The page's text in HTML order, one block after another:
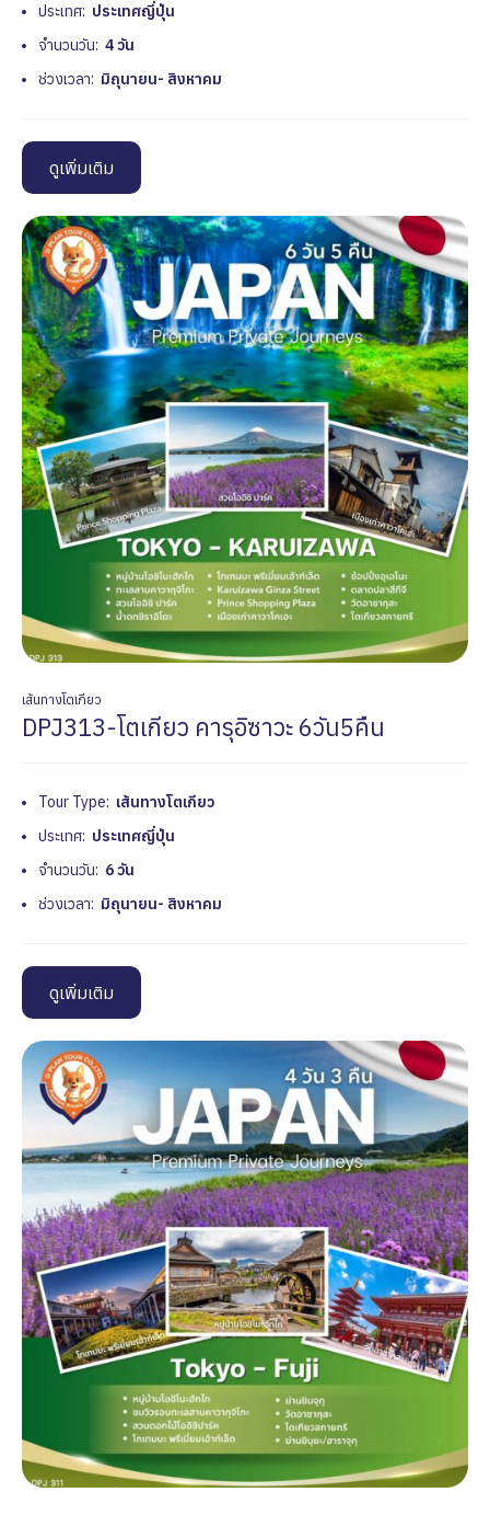
ประเทศ: ประเทศญี่ปุ่น
จำนวนวัน: 4 วัน
ช่วงเวลา: มิถุนายน- สิงหาคม
ดูเพิ่มเติม
เส้นทางโตเกียว
DPJ313-โตเกียว คารุอิซาวะ 6วัน5คืน
Tour Type: เส้นทางโตเกียว
ประเทศ: ประเทศญี่ปุ่น
จำนวนวัน: 6 วัน
ช่วงเวลา: มิถุนายน- สิงหาคม
ดูเพิ่มเติม